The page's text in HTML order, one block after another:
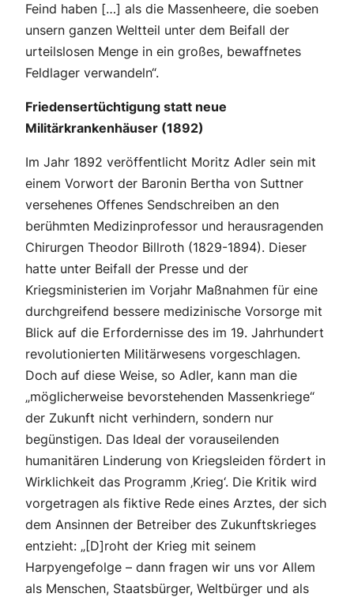
Feind haben […] als die Massenheere, die soeben
unsern ganzen Weltteil unter dem Beifall der
urteilslosen Menge in ein großes, bewaffnetes
Feldlager verwandeln“.
Friedensertüchtigung statt neue
Militärkrankenhäuser (1892)
Im Jahr 1892 veröffentlicht Moritz Adler sein mit
einem Vorwort der Baronin Bertha von Suttner
versehenes Offenes Sendschreiben an den
berühmten Medizinprofessor und herausragenden
Chirurgen Theodor Billroth (1829-1894). Dieser
hatte unter Beifall der Presse und der
Kriegsministerien im Vorjahr Maßnahmen für eine
durchgreifend bessere medizinische Vorsorge mit
Blick auf die Erfordernisse des im 19. Jahrhundert
revolutionierten Militärwesens vorgeschlagen.
Doch auf diese Weise, so Adler, kann man die
„möglicherweise bevorstehenden Massenkriege“
der Zukunft nicht verhindern, sondern nur
begünstigen. Das Ideal der vorauseilenden
humanitären Linderung von Kriegsleiden fördert in
Wirklichkeit das Programm ‚Krieg‘. Die Kritik wird
vorgetragen als fiktive Rede eines Arztes, der sich
dem Ansinnen der Betreiber des Zukunftskrieges
entzieht: „[D]roht der Krieg mit seinem
Harpyengefolge – dann fragen wir uns vor Allem
als Menschen, Staatsbürger, Weltbürger und als